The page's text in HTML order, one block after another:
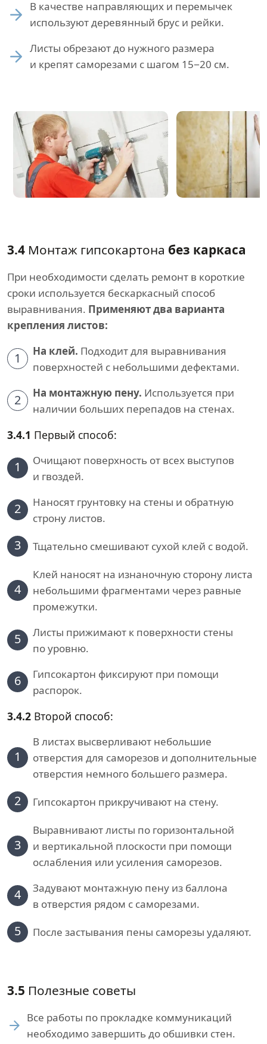
В качестве направляющих и перемычек
используют деревянный брус и рейки.
Листы обрезают до нужного размера
и крепят саморезами с шагом 15−20 см.
3.4 Монтаж гипсокартона без каркаса
При необходимости сделать ремонт в короткие
сроки используется бескаркасный способ
выравнивания. Применяют два варианта
крепления листов:
1 На клей. Подходит для выравнивания
поверхностей с небольшими дефектами.
2 На монтажную пену. Используется при
наличии больших перепадов на стенах.
3.4.1 Первый способ:
1
Очищают поверхность от всех выступов
и гвоздей.
2
Наносят грунтовку на стены и обратную
строну листов.
3 Тщательно смешивают сухой клей с водой.
4
Клей наносят на изнаночную сторону листа
небольшими фрагментами через равные
промежутки.
5
Листы прижимают к поверхности стены
по уровню.
6
Гипсокартон фиксируют при помощи
распорок.
3.4.2 Второй способ:
1
В листах высверливают небольшие
отверстия для саморезов и дополнительные
отверстия немного большего размера.
2 Гипсокартон прикручивают на стену.
3
Выравнивают листы по горизонтальной
и вертикальной плоскости при помощи
ослабления или усиления саморезов.
4
Задувают монтажную пену из баллона
в отверстия рядом с саморезами.
5 После застывания пены саморезы удаляют.
3.5 Полезные советы
Все работы по прокладке коммуникаций
необходимо завершить до обшивки стен.